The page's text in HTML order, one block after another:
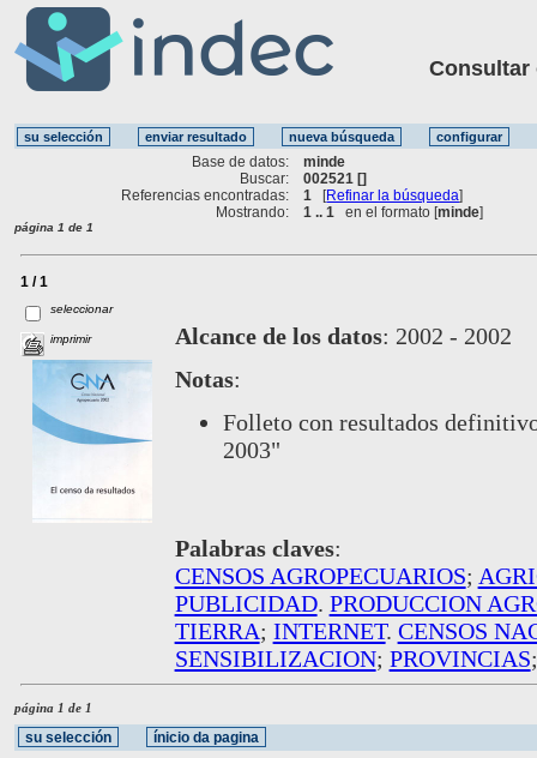
Consultar
Base de datos:
minde
Buscar:
002521 []
Referencias encontradas:
1 [Refinar la búsqueda]
Mostrando:
1 .. 1 en el formato [minde]
página 1 de 1
1 / 1
seleccionar
imprimir Alcance de los datos: 2002 - 2002
Notas:
Folleto con resultados
2003"
Palabras claves:
CENSOS AGROPECUARIOS;
PUBLICIDAD. PRODUCCION
TIERRA; INTERNET. CENSOS
SENSIBILIZACION; PROVINCIAS
página 1 de 1